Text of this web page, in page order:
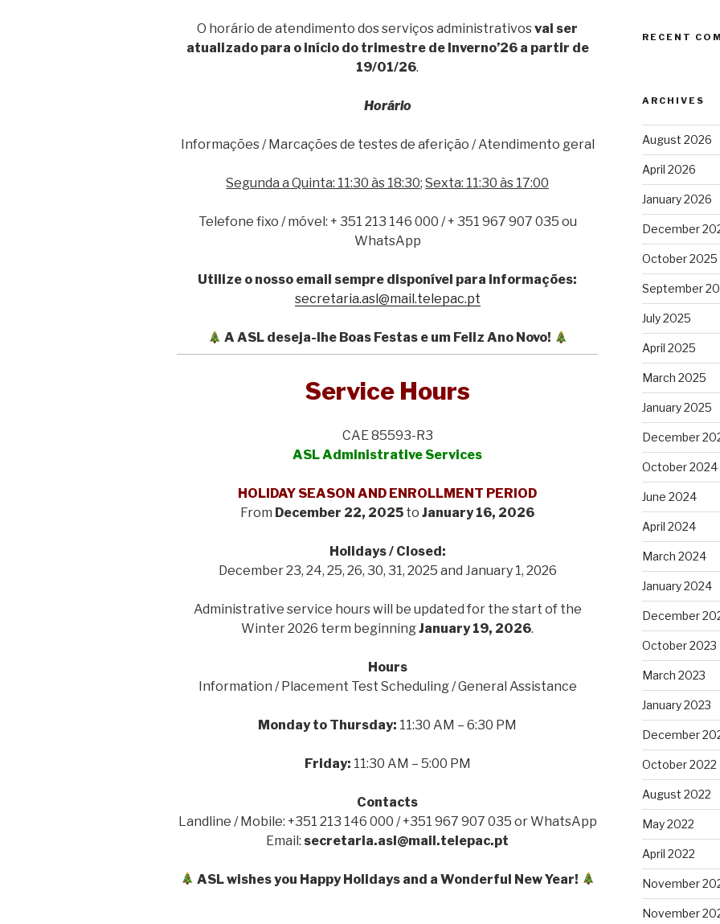
O horário de atendimento dos serviços administrativosvai ser
atualizado para o início do trimestre de Inverno’26 a partir de
19/01/26.
Horário
Informações / Marcações de testes de aferição / Atendimento geral
Segunda a Quinta: 11:30 às 18:30;Sexta: 11:30 às 17:00
Telefone fixo / móvel: + 351 213 146 000 / + 351 967 907 035 ou
WhatsApp
Utilize o nosso email sempre disponível para informações:
secretaria.asl@mail.telepac.pt
A ASL deseja-lhe Boas Festas e um Feliz Ano Novo!
Service Hours
CAE 85593-R3
ASL Administrative Services
HOLIDAY SEASON AND ENROLLMENT PERIOD
From December 22, 2025 toJanuary 16, 2026
Holidays / Closed:
December 23, 24, 25, 26, 30, 31, 2025 and January 1, 2026
Administrative service hours will be updated for the start of the
Winter 2026 term beginningJanuary 19, 2026.
Hours
Information / Placement Test Scheduling / General Assistance
Monday to Thursday: 11:30 AM – 6:30 PM
Friday: 11:30 AM – 5:00 PM
Contacts
Landline / Mobile: +351 213 146 000 / +351 967 907 035 or WhatsApp
Email:secretaria.asl@mail.telepac.pt
ASL wishes you Happy Holidays and a Wonderful New Year!
RECENT
ARCHIVES
August 2026
April 2026
January 2026
December
October 2025
September
July 2025
April 2025
March 2025
January 2025
December
October 2024
June 2024
April 2024
March 2024
January 2024
December
October 2023
March 2023
January 2023
December
October 2022
August 2022
May 2022
April 2022
November
November